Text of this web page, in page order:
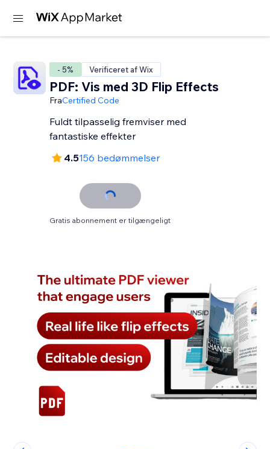
- 5% Verificeret af Wix
PDF: Vis med 3D Flip Effects
FraCertified Code
Fuldt tilpasselig fremviser med
fantastiske effekter
4.5156 bedømmelser
Gratis abonnement er tilgængeligt